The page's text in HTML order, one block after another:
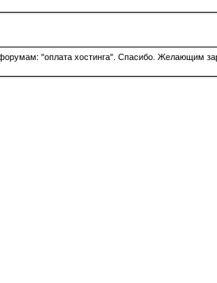
"оплата хостинга". Спасибо. Желающим